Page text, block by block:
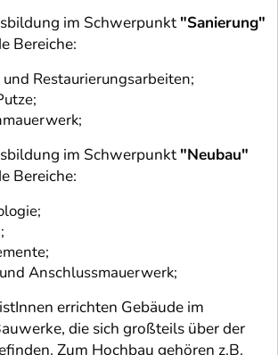
im Schwerpunkt"Sanierung"
Bereiche:
Restaurierungsarbeiten;
im Schwerpunkt"Neubau"
Bereiche:
Anschlussmauerwerk;
errichten Gebäude im
die sich großteils über der
Zum Hochbau gehören z.B.